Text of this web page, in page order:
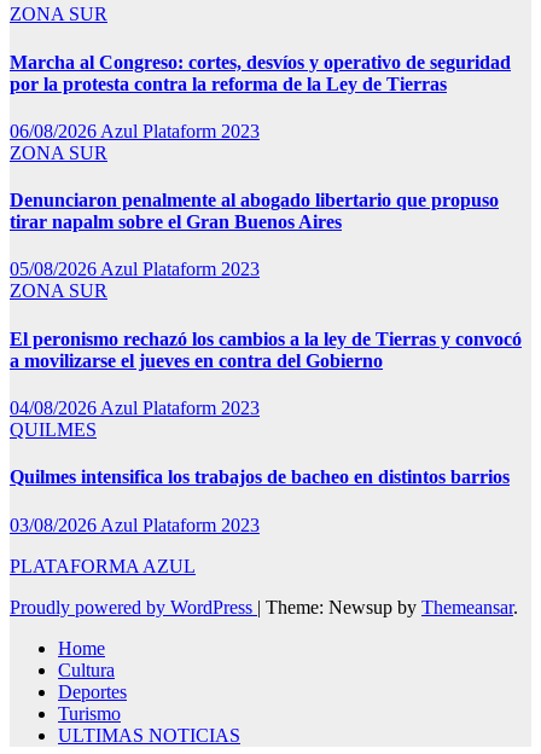
ZONA SUR
Marcha al Congreso: cortes, desvíos y operativo de seguridad
por la protesta contra la reforma de la Ley de Tierras
06/08/2026 Azul Plataform 2023
ZONA SUR
Denunciaron penalmente al abogado libertario que propuso
tirar napalm sobre el Gran Buenos Aires
05/08/2026Azul Plataform 2023
ZONA SUR
El peronismo rechazó los cambios a la ley de Tierras y convocó
a movilizarse el jueves en contra del Gobierno
04/08/2026 Azul Plataform 2023
QUILMES
Quilmes intensifica los trabajos de bacheo en distintos barrios
03/08/2026 Azul Plataform 2023
PLATAFORMA AZUL
Proudly powered by WordPress | Theme: Newsup by Themeansar.
Home
Cultura
Deportes
Turismo
ULTIMAS NOTICIAS